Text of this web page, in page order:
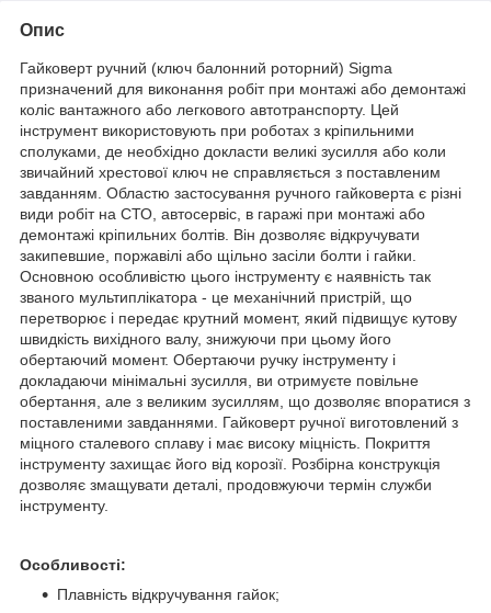
Опис
Гайковерт ручний (ключ балонний роторний) Sigma
призначений для виконання робіт при монтажі або демонтажі
коліс вантажного або легкового автотранспорту. Цей
інструмент використовують при роботах з кріпильними
сполуками, де необхідно докласти великі зусилля або коли
звичайний хрестової ключ не справляється з поставленим
завданням. Областю застосування ручного гайковерта є різні
види робіт на СТО, автосервіс, в гаражі при монтажі або
демонтажі кріпильних болтів. Він дозволяє відкручувати
закипевшие, поржавілі або щільно засіли болти і гайки.
Основною особливістю цього інструменту є наявність так
званого мультиплікатора - це механічний пристрій, що
перетворює і передає крутний момент, який підвищує кутову
швидкість вихідного валу, знижуючи при цьому його
обертаючий момент. Обертаючи ручку інструменту і
докладаючи мінімальні зусилля, ви отримуєте повільне
обертання, але з великим зусиллям, що дозволяє впоратися з
поставленими завданнями. Гайковерт ручної виготовлений з
міцного сталевого сплаву і має високу міцність. Покриття
інструменту захищає його від корозії. Розбірна конструкція
дозволяє змащувати деталі, продовжуючи термін служби
інструменту.
Особливості:
Плавність відкручування гайок;